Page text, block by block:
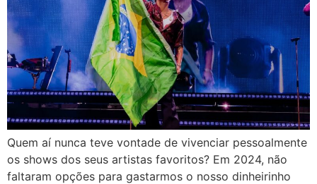
Quem aí nunca teve vontade de vivenciar pessoalmente
os shows dos seus artistas favoritos? Em 2024, não
faltaram opções para gastarmos o nosso dinheirinho